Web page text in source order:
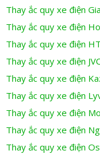
Thay ắc quy xe điện
Thay ắc quy xe điện
Thay ắc quy xe điện
Thay ắc quy xe điện
Thay ắc quy xe điện
Thay ắc quy xe điện
Thay ắc quy xe điện
Thay ắc quy xe điện
Thay ắc quy xe điện